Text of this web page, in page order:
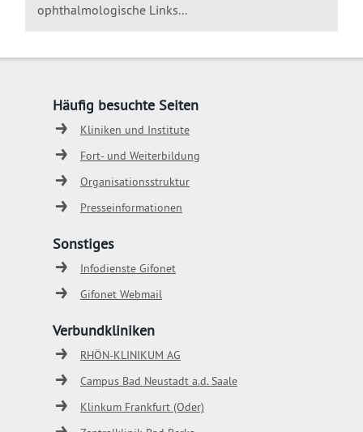
ophthalmologische Links...
Häufig besuchte Seiten
Kliniken und Institute
Fort- und Weiterbildung
Organisationsstruktur
Presseinformationen
Sonstiges
Infodienste Gifonet
Gifonet Webmail
Verbundkliniken
RHÖN-KLINIKUM AG
Campus Bad Neustadt a.d. Saale
Klinkum Frankfurt (Oder)